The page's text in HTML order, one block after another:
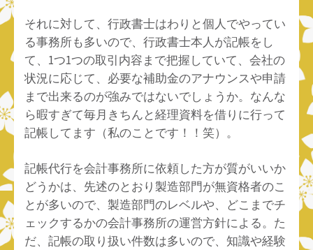
それに対して、行政書士はわりと個人でやってい
る事務所も多いので、行政書士本人が記帳をし
て、1つ1つの取引内容まで把握していて、会社の
状況に応じて、必要な補助金のアナウンスや申請
まで出来るのが強みではないでしょうか。なんな
ら暇すぎて毎月きちんと経理資料を借りに行って
記帳してます（私のことです！！笑）。
記帳代行を会計事務所に依頼した方が質がいいか
どうかは、先述のとおり製造部門が無資格者のこ
とが多いので、製造部門のレベルや、どこまでチ
ェックするかの会計事務所の運営方針による。た
だ、記帳の取り扱い件数は多いので、知識や経験